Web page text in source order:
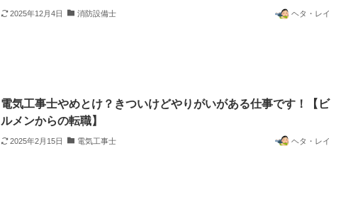
2025年12月4日 消防設備士 ヘタ・レイ
電気工事士やめとけ？きついけどやりがいがある仕事です！【ビ
ルメンからの転職】
2025年2月15日 電気工事士 ヘタ・レイ